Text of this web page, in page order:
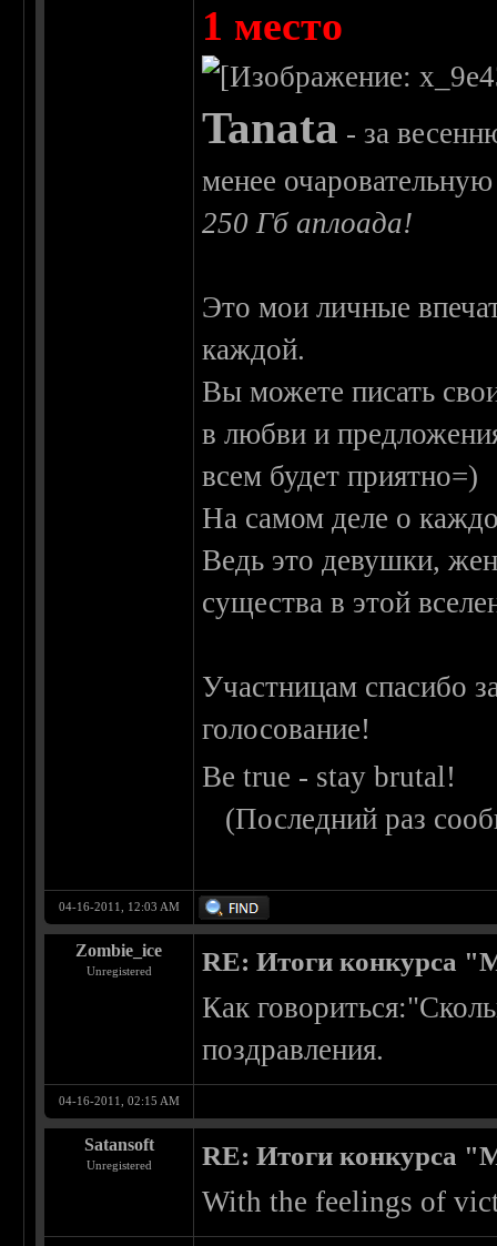
1 место
Tanata - за
менее
250 Гб аплоада!
Это мои личные
каждой.
Вы можете писать
в любви и
всем будет приятно=)
На самом деле о
Ведь это девушки,
существа в этой
Участницам спасибо
голосование!
Be true - stay brutal!
(Последний раз
04-16-2011, 12:03 AM
Zombie_ice
Unregistered RE: Итоги конкурса
Как
поздравления.
04-16-2011, 02:15 AM
Satansoft
Unregistered RE: Итоги конкурса
With the feelings of